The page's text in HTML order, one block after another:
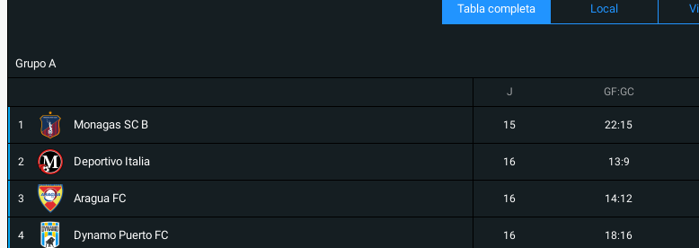
Tabla completa Local
Grupo A
J GF:GC
1 Monagas SC B 15 22:15
2 Deportivo Italia 16 13:9
3 Aragua FC 16 14:12
4 Dynamo Puerto FC 16 18:16